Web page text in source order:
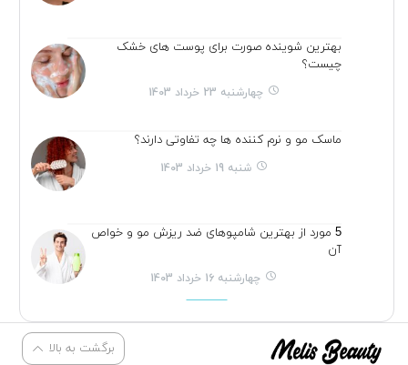
بهترین شوینده صورت برای پوست های خشک
چیست؟
چهارشنبه 23 خرداد 1403
ماسک مو و نرم کننده ها چه تفاوتی دارند؟
شنبه 19 خرداد 1403
5 مورد از بهترین شامپوهای ضد ریزش مو و خواص
آن
چهارشنبه 16 خرداد 1403
برگشت به بالا